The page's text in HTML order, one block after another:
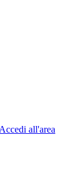
Accedi all'area